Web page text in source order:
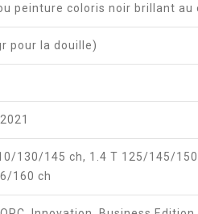
peinture coloris noir brillant au
pour la douille)
130/145 ch, 1.4 T 125/145/
160 ch